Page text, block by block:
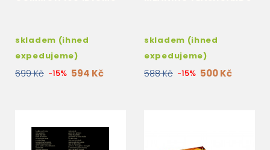
skladem (ihned
expedujeme)
699 Kč -15% 594 Kč
skladem (ihned
expedujeme)
588 Kč -15% 500 Kč